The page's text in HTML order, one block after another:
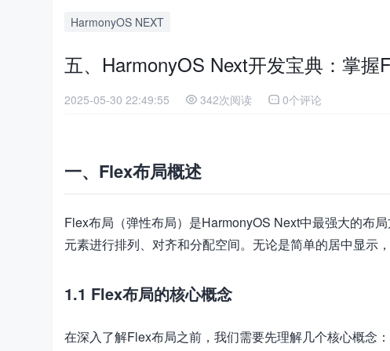
HarmonyOS NEXT
五、HarmonyOS Next开发宝典：掌握
2025-05-30 22:49:55 342次阅读 0个评论
一、Flex布局概述
Flex布局（弹性布局）是HarmonyOS Next中最强大的布
元素进行排列、对齐和分配空间。无论是简单的居中显示
1.1 Flex布局的核心概念
在深入了解Flex布局之前，我们需要先理解几个核心概念：